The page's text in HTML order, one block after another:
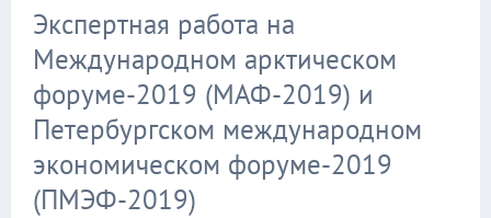
Экспертная работа на
Международном арктическом
форуме-2019 (МАФ-2019) и
Петербургском международном
экономическом форуме-2019
(ПМЭФ-2019)